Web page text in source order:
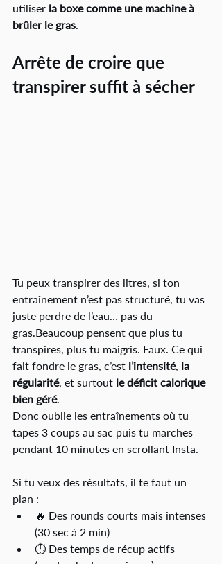
utiliser la boxe comme une machine à
brûler le gras.
Arrête de croire que
transpirer suffit à sécher
Tu peux transpirer des litres, si ton
entraînement n’est pas structuré, tu vas
juste perdre de l’eau… pas du
gras.Beaucoup pensent que plus tu
transpires, plus tu maigris. Faux. Ce qui
fait fondre le gras, c’est l’intensité, la
régularité, et surtout le déficit calorique
bien géré.
Donc oublie les entraînements où tu
tapes 3 coups au sac puis tu marches
pendant 10 minutes en scrollant Insta.
Si tu veux des résultats, il te faut un
plan :
🔥 Des rounds courts mais intenses
(30 sec à 2 min)
⏱️ Des temps de récup actifs